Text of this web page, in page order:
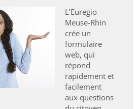
L’Euregio
Meuse-Rhin
crée un
formulaire
web, qui
répond
rapidement et
facilement
aux questions